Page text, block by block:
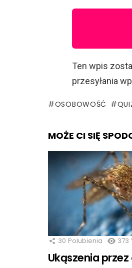
Ten wpis
przesyłania
OSOBOWOŚĆ
MOŻE CI SIĘ
30 Polubienia 373
Ukąszenia